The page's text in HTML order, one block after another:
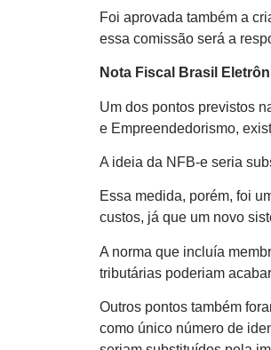
Foi aprovada também a
essa comissão será a
Nota Fiscal Brasil
Um dos pontos previstos
e Empreendedorismo,
A ideia da NFB-e seria
Essa medida, porém, foi
custos, já que um novo
A norma que incluía
tributárias poderiam
Outros pontos também
como único número de